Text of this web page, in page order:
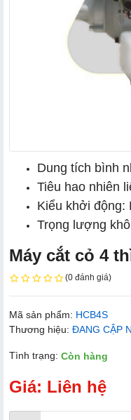
Dung tích bình
Tiêu hao nhiên
Kiểu khởi động:
Trọng lượng
Máy cắt cỏ 4
(0 đánh giá)
Mã sản phẩm: HCB4S
Thương hiệu: ĐANG CẬP
Tình trạng: Còn hàng
Giá: Liên hệ